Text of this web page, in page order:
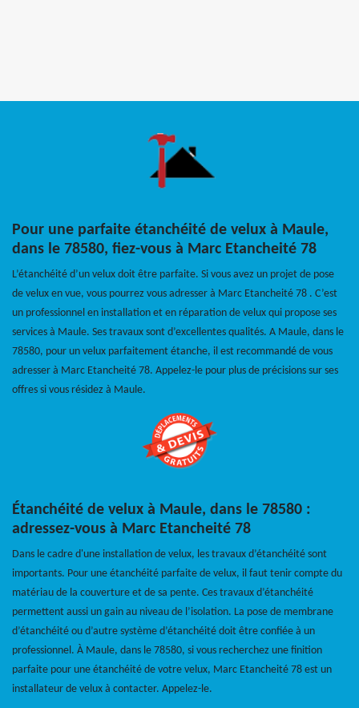
Pour une parfaite étanchéité de velux à Maule,
dans le 78580, fiez-vous à Marc Etancheité 78
L’étanchéité d’un velux doit être parfaite. Si vous avez un projet de pose
de velux en vue, vous pourrez vous adresser à Marc Etancheité 78 . C’est
un professionnel en installation et en réparation de velux qui propose ses
services à Maule. Ses travaux sont d’excellentes qualités. A Maule, dans le
78580, pour un velux parfaitement étanche, il est recommandé de vous
adresser à Marc Etancheité 78. Appelez-le pour plus de précisions sur ses
offres si vous résidez à Maule.
Étanchéité de velux à Maule, dans le 78580 :
adressez-vous à Marc Etancheité 78
Dans le cadre d'une installation de velux, les travaux d’étanchéité sont
importants. Pour une étanchéité parfaite de velux, il faut tenir compte du
matériau de la couverture et de sa pente. Ces travaux d’étanchéité
permettent aussi un gain au niveau de l’isolation. La pose de membrane
d’étanchéité ou d’autre système d’étanchéité doit être confiée à un
professionnel. À Maule, dans le 78580, si vous recherchez une finition
parfaite pour une étanchéité de votre velux, Marc Etancheité 78 est un
installateur de velux à contacter. Appelez-le.